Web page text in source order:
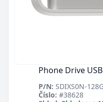
Phone Drive
P/N: SDIXS0N-
Číslo: #38628